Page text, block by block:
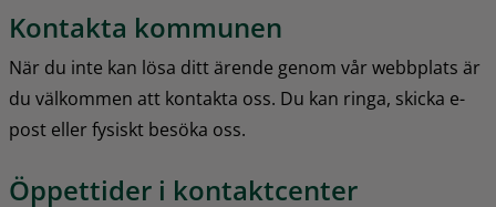
Kontakta kommunen
När du inte kan lösa ditt ärende genom vår webbplats är
du välkommen att kontakta oss. Du kan ringa, skicka e-
post eller fysiskt besöka oss.
Öppettider i kontaktcenter